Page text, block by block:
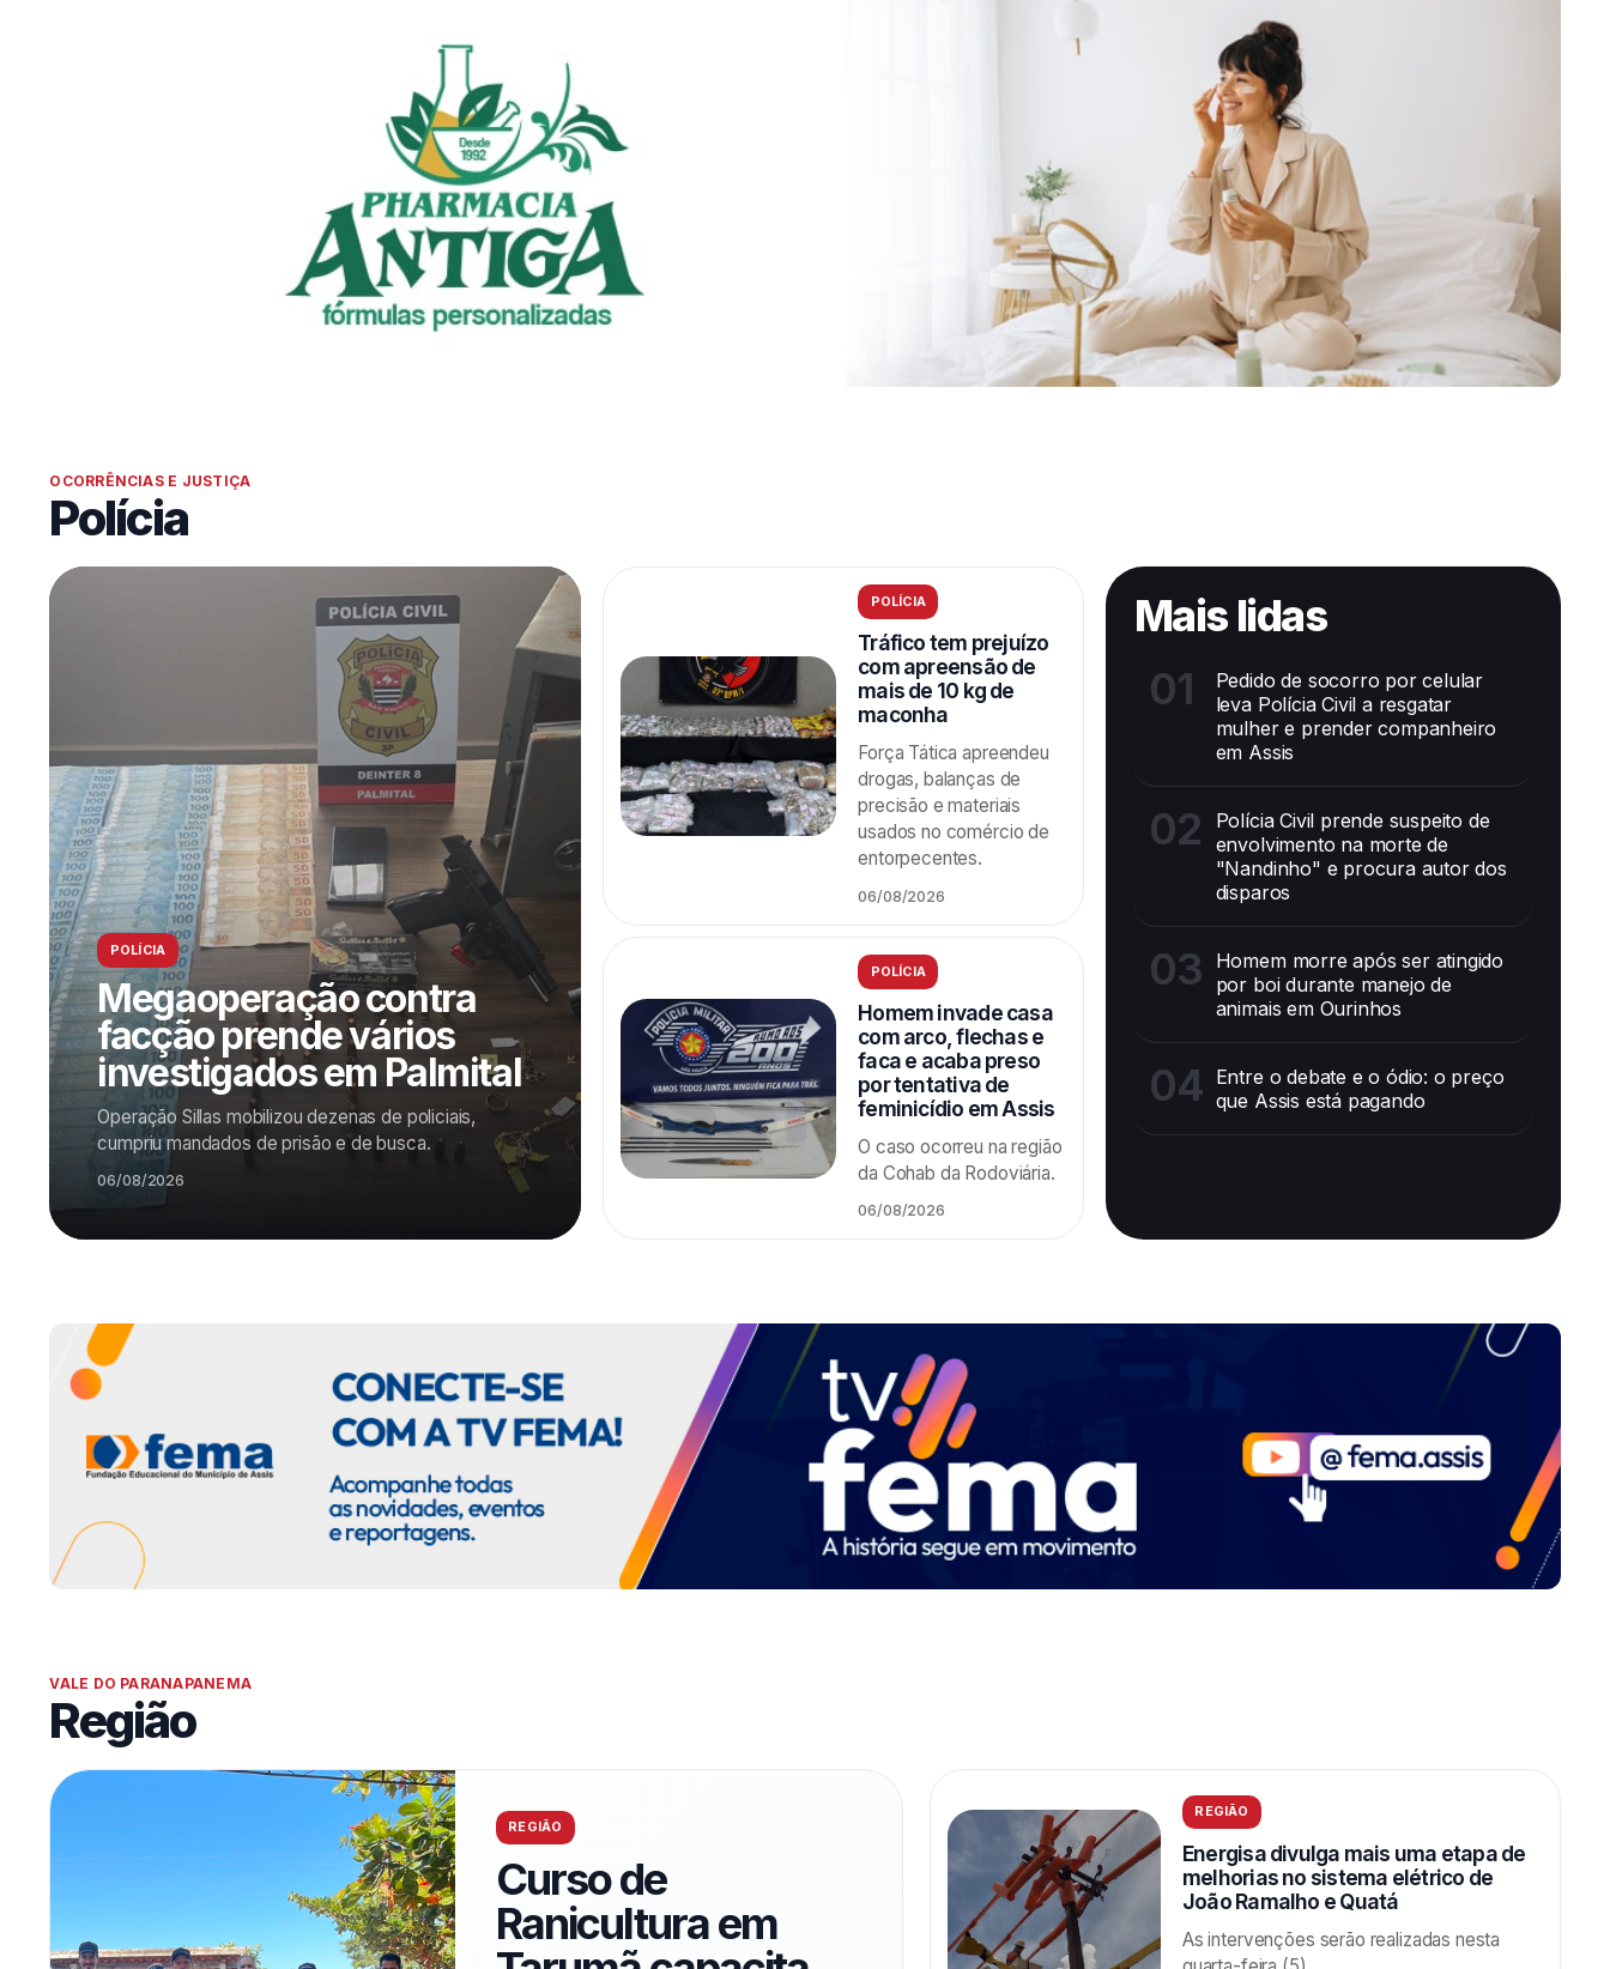
OCORRÊNCIAS E JUSTIÇA
Polícia
POLÍCIA
Megaoperação contra
facção prende vários
investigados em Palmital
Operação Sillas mobilizou dezenas de policiais,
cumpriu mandados de prisão e de busca.
06/08/2026
POLÍCIA
Tráfico tem prejuízo
com apreensão de
mais de 10 kg de
maconha
Força Tática apreendeu
drogas, balanças de
precisão e materiais
usados no comércio de
entorpecentes.
06/08/2026
POLÍCIA
Homem invade casa
com arco, flechas e
faca e acaba preso
por tentativa de
feminicídio em Assis
O caso ocorreu na região
da Cohab da Rodoviária.
06/08/2026
Mais lidas
01
Pedido de socorro por celular
leva Polícia Civil a resgatar
mulher e prender companheiro
em Assis
02
Polícia Civil prende suspeito de
envolvimento na morte de
"Nandinho" e procura autor dos
disparos
03
Homem morre após ser atingido
por boi durante manejo de
animais em Ourinhos
04 Entre o debate e o ódio: o preço
que Assis está pagando
VALE DO PARANAPANEMA
Região
REGIÃO
Curso de
Ranicultura em
REGIÃO
Energisa divulga mais uma etapa de
melhorias no sistema elétrico de
João Ramalho e Quatá
As intervenções serão realizadas nesta